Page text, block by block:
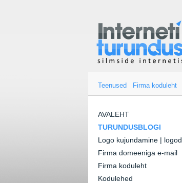
Teenused Firma koduleht
AVALEHT
TURUNDUSBLOGI
Logo kujundamine | logod
Firma domeeniga e-mail
Firma koduleht
Kodulehed